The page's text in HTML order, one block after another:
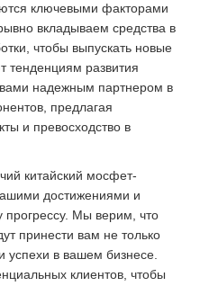
ключевыми факторами
вкладываем средства в
чтобы выпускать новые
тенденциям развития
надежным партнером в
предлагая
и превосходство в
китайский мосфет-
достижениями и
Мы верим, что
принести вам не только
успехи в вашем бизнесе.
клиентов, чтобы